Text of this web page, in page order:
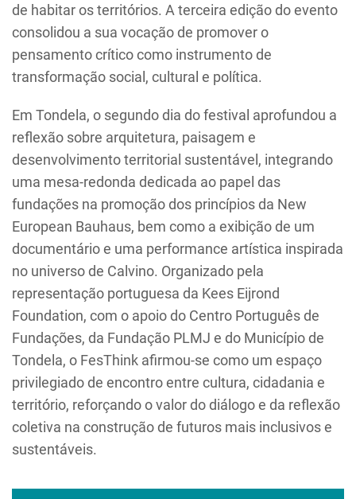
de habitar os territórios. A terceira edição do evento
consolidou a sua vocação de promover o
pensamento crítico como instrumento de
transformação social, cultural e política.
Em Tondela, o segundo dia do festival aprofundou a
reflexão sobre arquitetura, paisagem e
desenvolvimento territorial sustentável, integrando
uma mesa-redonda dedicada ao papel das
fundações na promoção dos princípios da New
European Bauhaus, bem como a exibição de um
documentário e uma performance artística inspirada
no universo de Calvino. Organizado pela
representação portuguesa da Kees Eijrond
Foundation, com o apoio do Centro Português de
Fundações, da Fundação PLMJ e do Município de
Tondela, o FesThink afirmou-se como um espaço
privilegiado de encontro entre cultura, cidadania e
território, reforçando o valor do diálogo e da reflexão
coletiva na construção de futuros mais inclusivos e
sustentáveis.